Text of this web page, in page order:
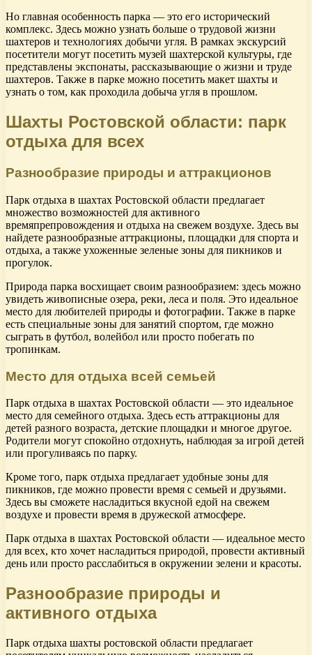
Но главная особенность парка — это его исторический
комплекс. Здесь можно узнать больше о трудовой жизни
шахтеров и технологиях добычи угля. В рамках экскурсий
посетители могут посетить музей шахтерской культуры, где
представлены экспонаты, рассказывающие о жизни и труде
шахтеров. Также в парке можно посетить макет шахты и
узнать о том, как проходила добыча угля в прошлом.
Шахты Ростовской области: парк
отдыха для всех
Разнообразие природы и аттракционов
Парк отдыха в шахтах Ростовской области предлагает
множество возможностей для активного
времяпрепровождения и отдыха на свежем воздухе. Здесь вы
найдете разнообразные аттракционы, площадки для спорта и
отдыха, а также ухоженные зеленые зоны для пикников и
прогулок.
Природа парка восхищает своим разнообразием: здесь можно
увидеть живописные озера, реки, леса и поля. Это идеальное
место для любителей природы и фотографии. Также в парке
есть специальные зоны для занятий спортом, где можно
сыграть в футбол, волейбол или просто побегать по
тропинкам.
Место для отдыха всей семьей
Парк отдыха в шахтах Ростовской области — это идеальное
место для семейного отдыха. Здесь есть аттракционы для
детей разного возраста, детские площадки и многое другое.
Родители могут спокойно отдохнуть, наблюдая за игрой детей
или прогуливаясь по парку.
Кроме того, парк отдыха предлагает удобные зоны для
пикников, где можно провести время с семьей и друзьями.
Здесь вы сможете насладиться вкусной едой на свежем
воздухе и провести время в дружеской атмосфере.
Парк отдыха в шахтах Ростовской области — идеальное место
для всех, кто хочет насладиться природой, провести активный
день или просто расслабиться в окружении зелени и красоты.
Разнообразие природы и
активного отдыха
Парк отдыха шахты ростовской области предлагает